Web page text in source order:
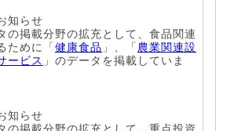
知らせ
の掲載分野の拡充として、食品関連
ために「健康食品 」、「 農業関連設
ービス 」のデータを掲載していま
知らせ